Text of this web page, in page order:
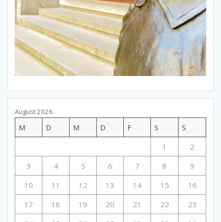
August 2026
M D M D F S
S
1
2
3
4 5 6 7 8
9
10
11 12 13 14 15
16
17
18 19 20 21 22
23